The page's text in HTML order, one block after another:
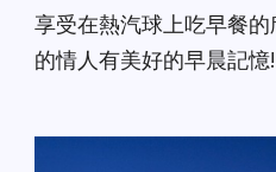
享受在熱汽球上吃早餐
的情人有美好的早晨記憶!